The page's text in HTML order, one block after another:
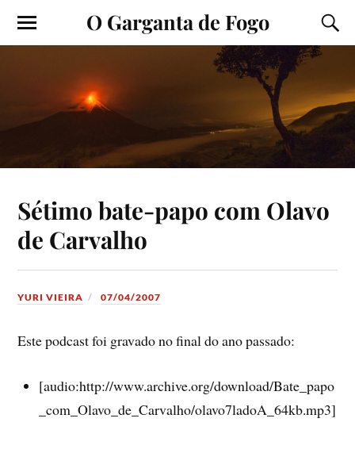
O Garganta de Fogo
Sétimo bate-papo com Olavo
de Carvalho
YURI VIEIRA 07/04/2007
Este podcast foi gravado no final do ano passado:
[audio:http://www.archive.org/download/Bate_papo
_com_Olavo_de_Carvalho/olavo7ladoA_64kb.mp3]